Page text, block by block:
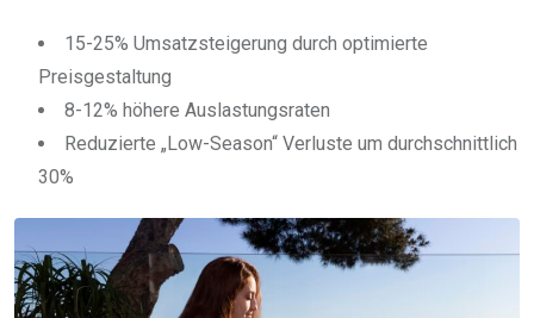
15-25% Umsatzsteigerung durch optimierte
Preisgestaltung
8-12% höhere Auslastungsraten
Reduzierte „Low-Season“ Verluste um durchschnittlich
30%